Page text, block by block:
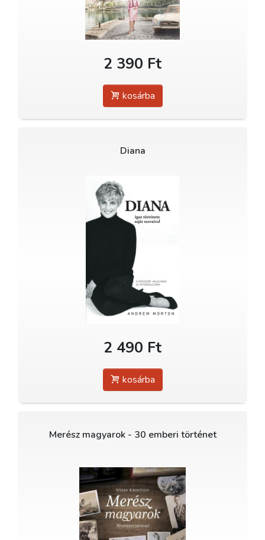
2 390 Ft
kosárba
Diana
2 490 Ft
kosárba
Merész magyarok - 30 emberi történet